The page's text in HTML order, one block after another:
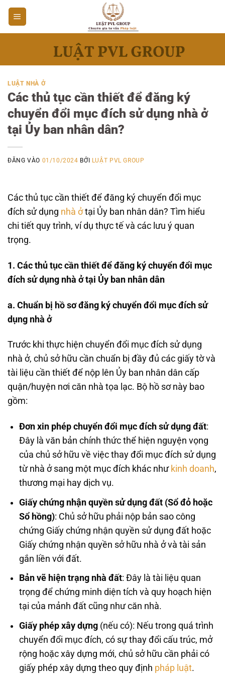
Bỏ
qua
nội
LUẬT NHÀ Ở
Các thủ tục cần thiết để đăng ký
chuyển đổi mục đích sử dụng nhà ở
tại Ủy ban nhân dân?
ĐĂNG VÀO 01/10/2024 BỞI LUẬT PVL GROUP
Các thủ tục cần thiết để đăng ký chuyển đổi mục
đích sử dụng nhà ởtại Ủy ban nhân dân? Tìm hiểu
chi tiết quy trình, ví dụ thực tế và các lưu ý quan
trọng.
1. Các thủ tục cần thiết để đăng ký chuyển đổi mục
đích sử dụng nhà ở tại Ủy ban nhân dân
a. Chuẩn bị hồ sơ đăng ký chuyển đổi mục đích sử
dụng nhà ở
Trước khi thực hiện chuyển đổi mục đích sử dụng
nhà ở, chủ sở hữu cần chuẩn bị đầy đủ các giấy tờ và
tài liệu cần thiết để nộp lên Ủy ban nhân dân cấp
quận/huyện nơi căn nhà tọa lạc. Bộ hồ sơ này bao
gồm:
Đơn xin phép chuyển đổi mục đích sử dụng đất:
Đây là văn bản chính thức thể hiện nguyện vọng
của chủ sở hữu về việc thay đổi mục đích sử dụng
từ nhà ở sang một mục đích khác nhưkinh doanh,
thương mại hay dịch vụ.
Giấy chứng nhận quyền sử dụng đất (Sổ đỏ hoặc
Sổ hồng): Chủ sở hữu phải nộp bản sao công
chứng Giấy chứng nhận quyền sử dụng đất hoặc
Giấy chứng nhận quyền sở hữu nhà ở và tài sản
gắn liền với đất.
Bản vẽ hiện trạng nhà đất: Đây là tài liệu quan
trọng để chứng minh diện tích và quy hoạch hiện
tại của mảnh đất cũng như căn nhà.
Giấy phép xây dựng(nếu có): Nếu trong quá trình
chuyển đổi mục đích, có sự thay đổi cấu trúc, mở
rộng hoặc xây dựng mới, chủ sở hữu cần phải có
giấy phép xây dựng theo quy định pháp luật.